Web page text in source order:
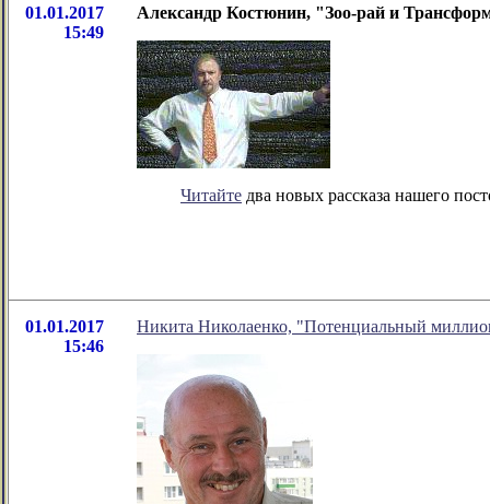
01.01.2017
15:49
Александр Костюнин, "Зоо-рай и
Читайте два новых рассказа нашего
01.01.2017
15:46
Никита Николаенко, "Потенциальный